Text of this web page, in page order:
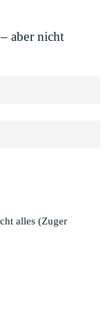
aber nicht
alles (Zuger